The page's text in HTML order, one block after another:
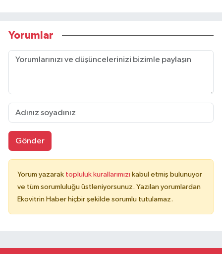
Yorumlar
Gönder
Yorum yazarak topluluk kurallarımızı kabul etmiş bulunuyor
ve tüm sorumluluğu üstleniyorsunuz. Yazılan yorumlardan
Ekovitrin Haber hiçbir şekilde sorumlu tutulamaz.